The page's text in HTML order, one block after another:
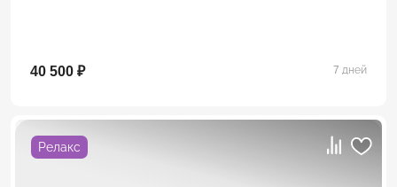
40 500 ₽ 7 дней
Релакс